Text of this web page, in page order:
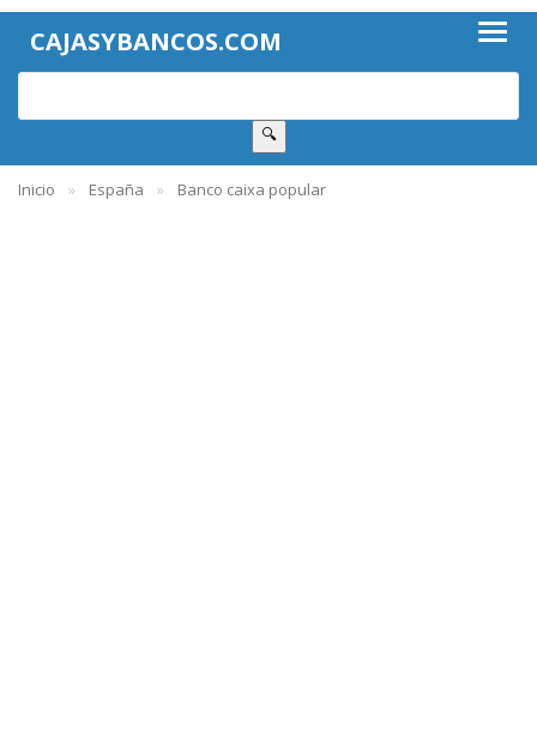
CAJASYBANCOS.COM
🔍
Inicio España Banco caixa popular